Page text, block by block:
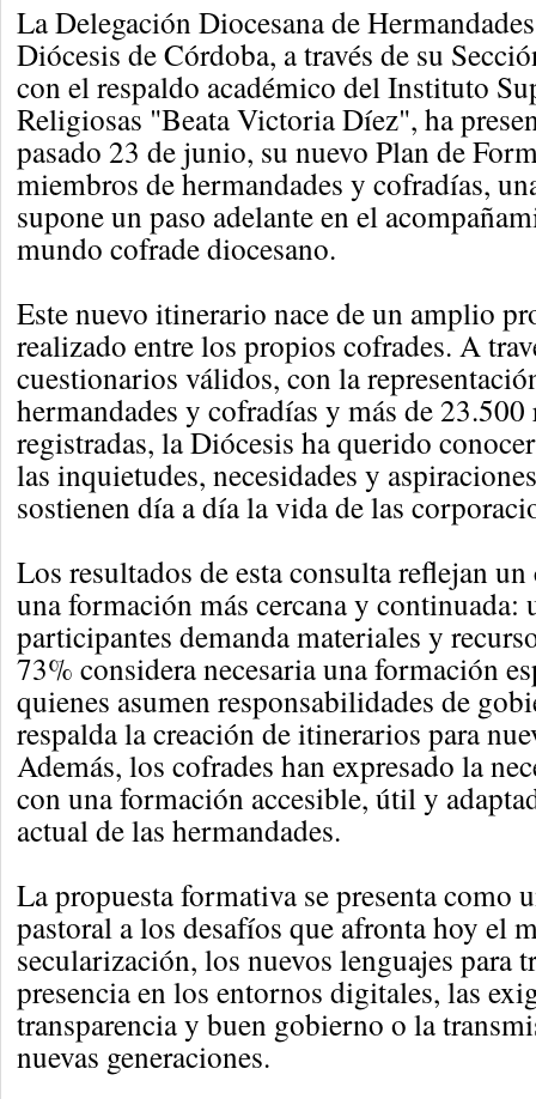
La Delegación Diocesana de
Diócesis de Córdoba, a través de su
con el respaldo académico del Instituto
Religiosas "Beata Victoria Díez", ha
pasado 23 de junio, su nuevo Plan de
miembros de hermandades y cofradías,
supone un paso adelante en el
mundo cofrade diocesano.
Este nuevo itinerario nace de un amplio
realizado entre los propios cofrades. A
cuestionarios válidos, con la
hermandades y cofradías y más de 23.500
registradas, la Diócesis ha querido
las inquietudes, necesidades y
sostienen día a día la vida de las
Los resultados de esta consulta reflejan
una formación más cercana y continuada:
participantes demanda materiales y
73% considera necesaria una formación
quienes asumen responsabilidades de
respalda la creación de itinerarios para
Además, los cofrades han expresado la
con una formación accesible, útil y
actual de las hermandades.
La propuesta formativa se presenta como
pastoral a los desafíos que afronta hoy el
secularización, los nuevos lenguajes para
presencia en los entornos digitales, las
transparencia y buen gobierno o la
nuevas generaciones.